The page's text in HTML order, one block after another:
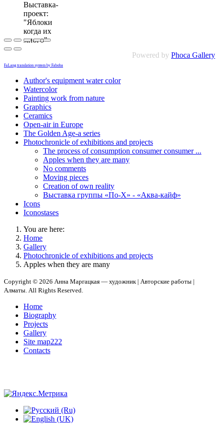
Выставка-
проект:
"Яблоки
когда их
много"
Powered by Phoca Gallery
FaLang translation system by Faboba
Author's equipment water color
Watercolor
Painting work from nature
Graphics
Сeramics
Open-air in Europe
The Golden Age-a series
Photochronicle of exhibitions and projects
The process of consumption consumer consumer ...
Apples when they are many
No comments
Moving pieces
Creation of own reality
Выставка группы «По-Х» - «Аква-кайф»
Icons
Iconostases
You are here:
Home
Gallery
Photochronicle of exhibitions and projects
Apples when they are many
Copyright © 2026 Анна Маргацкая — художник | Авторские работы |
Алматы. All Rights Reserved.
Home
Biography
Projects
Gallery
Site map222
Сontacts